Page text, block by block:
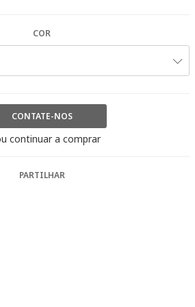
COR
CONTATE-NOS
continuar a comprar
PARTILHAR